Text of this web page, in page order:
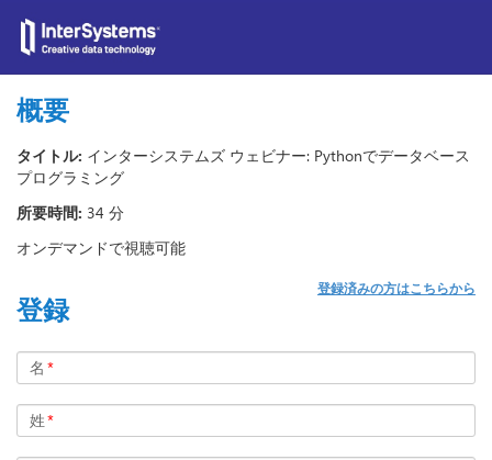
概要
タイトル: インターシステムズ ウェビナー: Pythonでデータベース
プログラミング
所要時間: 34 分
オンデマンドで視聴可能
登録
登録済みの方はこちらから
名 *
姓*